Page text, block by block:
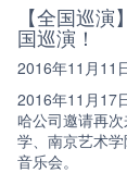
【全国巡
国巡演！
2016年11月11
2016年11月17
哈公司邀请再
学、南京艺术
音乐会。